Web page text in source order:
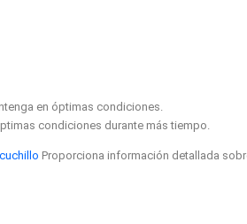
en óptimas condiciones.
condiciones durante más tiempo.
Proporciona información detallada